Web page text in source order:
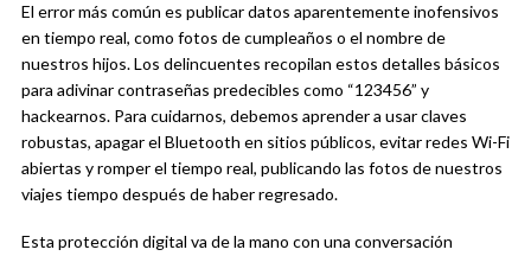
El error más común es publicar datos aparentemente inofensivos
en tiempo real, como fotos de cumpleaños o el nombre de
nuestros hijos. Los delincuentes recopilan estos detalles básicos
para adivinar contraseñas predecibles como “123456” y
hackearnos. Para cuidarnos, debemos aprender a usar claves
robustas, apagar el Bluetooth en sitios públicos, evitar redes Wi-Fi
abiertas y romper el tiempo real, publicando las fotos de nuestros
viajes tiempo después de haber regresado.
Esta protección digital va de la mano con una conversación